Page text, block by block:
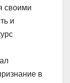
своими
и
в